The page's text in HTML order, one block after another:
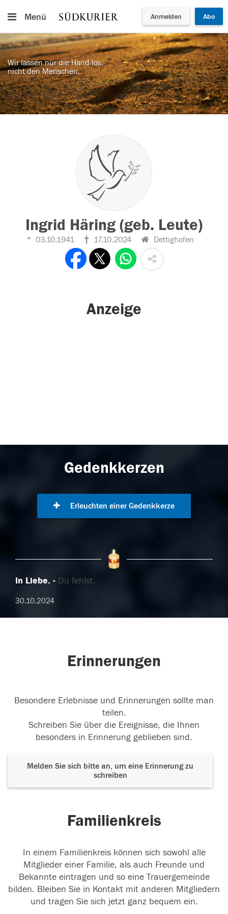
Menü Anmelden Abo
Wir lassen nur die Hand los,
nicht den Menschen.
Ingrid Häring (geb. Leute)
03.10.1941 17.10.2024 Dettighofen
Anzeige
Gedenkkerzen
Erleuchten einer Gedenkkerze
In Liebe. Du fehlst.
30.10.2024
Erinnerungen
Besondere Erlebnisse und Erinnerungen sollte man
teilen.
Schreiben Sie über die Ereignisse, die Ihnen
besonders in Erinnerung geblieben sind.
Melden Sie sich bitte an, um eine Erinnerung zu
schreiben
Familienkreis
In einem Familienkreis können sich sowohl alle
Mitglieder einer Familie, als auch Freunde und
Bekannte eintragen und so eine Trauergemeinde
bilden. Bleiben Sie in Kontakt mit anderen Mitgliedern
und tragen Sie sich jetzt ganz bequem ein.